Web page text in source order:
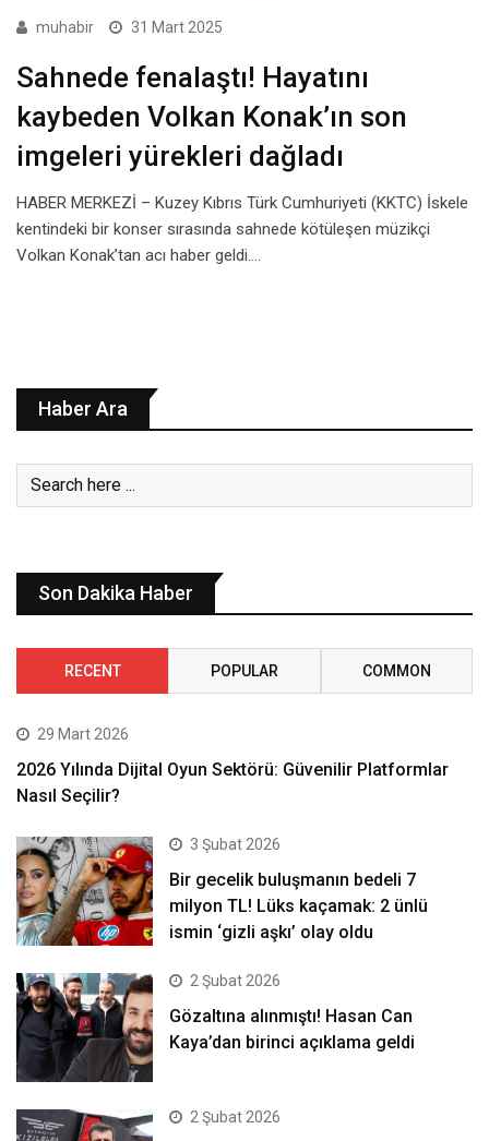
muhabir 31 Mart 2025
Sahnede fenalaştı! Hayatını
kaybeden Volkan Konak’ın son
imgeleri yürekleri dağladı
HABER MERKEZİ – Kuzey Kıbrıs Türk Cumhuriyeti (KKTC) İskele
kentindeki bir konser sırasında sahnede kötüleşen müzikçi
Volkan Konak’tan acı haber geldi.…
Haber Ara
Son Dakika Haber
RECENT POPULAR COMMON
29 Mart 2026
2026 Yılında Dijital Oyun Sektörü: Güvenilir Platformlar
Nasıl Seçilir?
3 Şubat 2026
Bir gecelik buluşmanın bedeli 7
milyon TL! Lüks kaçamak: 2 ünlü
ismin ‘gizli aşkı’ olay oldu
2 Şubat 2026
Gözaltına alınmıştı! Hasan Can
Kaya’dan birinci açıklama geldi
2 Şubat 2026